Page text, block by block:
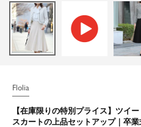
Flolia
【在庫限りの特別プライス】ツイ
スカートの上品セットアップ｜卒